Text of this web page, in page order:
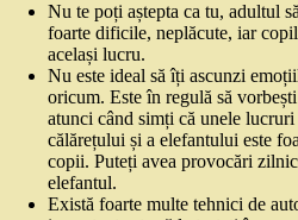
Nu te poți aștepta ca tu, adultul
foarte dificile, neplăcute, iar
același lucru.
Nu este ideal să îți ascunzi
oricum. Este în regulă să
atunci când simți că unele
călărețului și a elefantului este
copii. Puteți avea provocări
elefantul.
Există foarte multe tehnici de